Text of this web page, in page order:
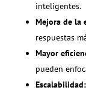
inteligentes.
Mejora de la
respuestas
Mayor
pueden
Escalabilidad: